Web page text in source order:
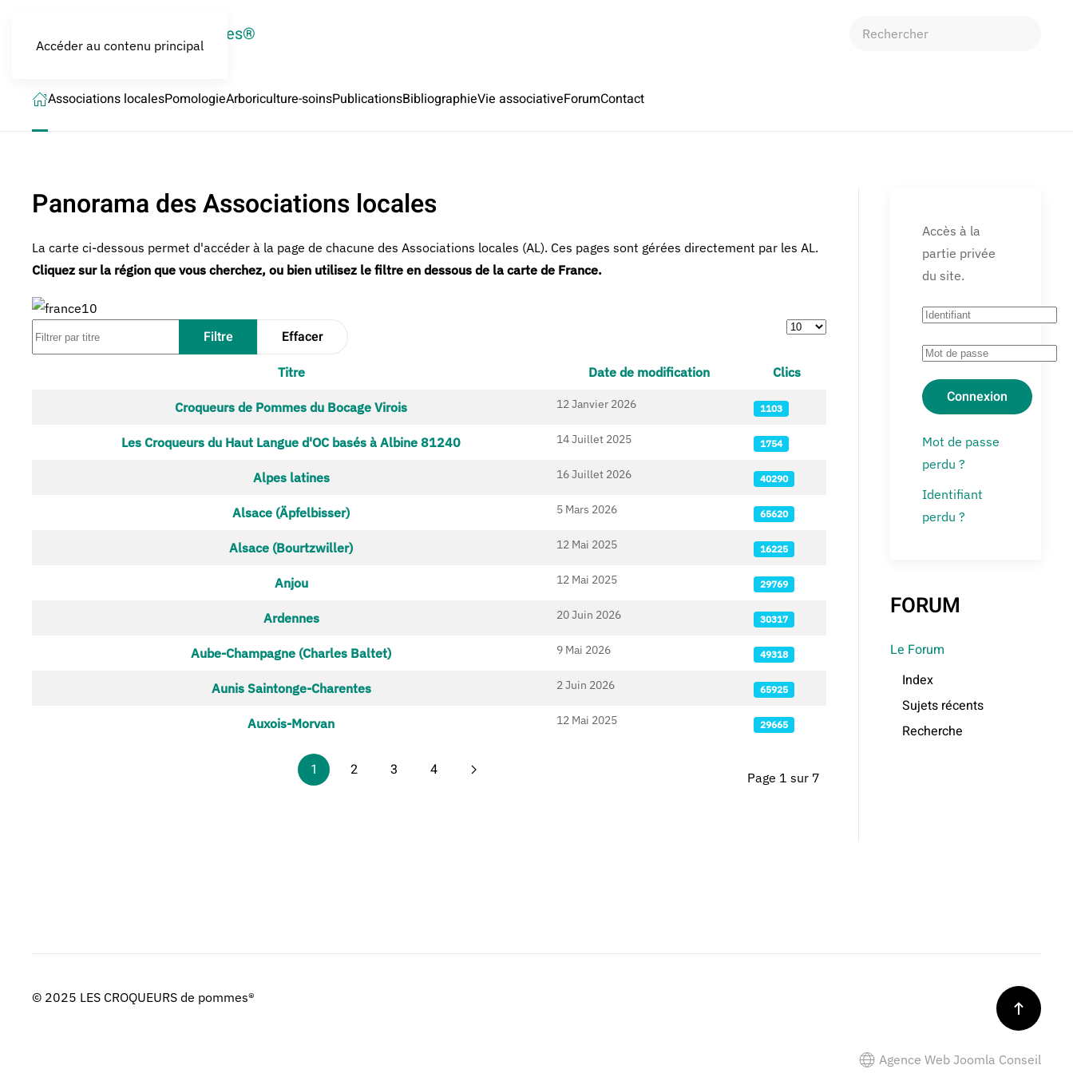
Accéder au contenu principal
LES CROQUEURS de pommes®
Associations localesPomologieArboriculture-soinsPublicationsBibliographieVie associativeForumContact
Panorama des Associations locales
La carte ci-dessous permet d'accéder à la page de chacune des Associations locales (AL). Ces pages sont gérées directement par les AL.
Cliquez sur la région que vous cherchez, ou bien utilisez le filtre en dessous de la carte de France.
Filtrer par titre Filtre Effacer Afficher #
Titre Date de modification Clics
Croqueurs de Pommes du Bocage Virois 12 Janvier 2026 1103
Les Croqueurs du Haut Langue d'OC basés à Albine 81240 14 Juillet 2025 1754
Alpes latines 16 Juillet 2026 40290
Alsace (Äpfelbisser) 5 Mars 2026 65620
Alsace (Bourtzwiller) 12 Mai 2025 16225
Anjou 12 Mai 2025 29769
Ardennes 20 Juin 2026 30317
Aube-Champagne (Charles Baltet) 9 Mai 2026 49318
Aunis Saintonge-Charentes 2 Juin 2026 65925
Auxois-Morvan 12 Mai 2025 29665
Page 1 sur 7
1 2 3 4
Accès à la
partie privée
du site.
Connexion
Mot de passe
perdu ?
Identifiant
perdu ?
FORUM
Le Forum
Index
Sujets récents
Recherche
© 2025 LES CROQUEURS de pommes®
Agence Web Joomla Conseil